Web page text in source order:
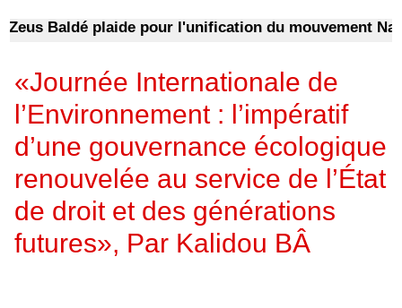
plaide pour l'unification du mouvement
«Journée Internationale de
l’Environnement : l’impératif
d’une gouvernance écologique
renouvelée au service de l’État
de droit et des générations
futures», Par Kalidou BÂ